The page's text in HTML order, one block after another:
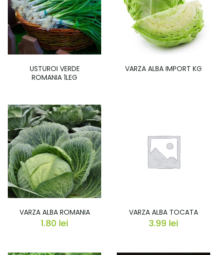
USTUROI VERDE
ROMANIA 1LEG
VARZA ALBA IMPORT KG
VARZA ALBA ROMANIA
1.80 lei
VARZA ALBA TOCATA
3.99 lei